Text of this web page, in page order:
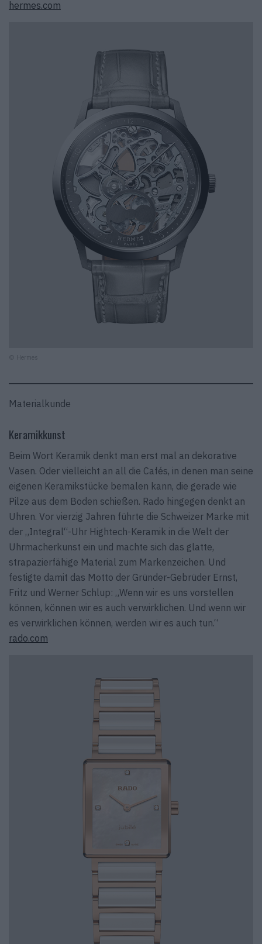
hermes.com
Materialkunde
Keramikkunst
Beim Wort Keramik denkt man erst mal an dekorative
Vasen. Oder vielleicht an all die Cafés, in denen man seine
eigenen Keramikstücke bemalen kann, die gerade wie
Pilze aus dem Boden schießen. Rado hingegen denkt an
Uhren. Vor vierzig Jahren führte die Schweizer Marke mit
der „Integral“-Uhr Hightech-Keramik in die Welt der
Uhrmacherkunst ein und machte sich das glatte,
strapazierfähige Material zum Markenzeichen. Und
festigte damit das Motto der Gründer-Gebrüder Ernst,
Fritz und Werner Schlup: „Wenn wir es uns vorstellen
können, können wir es auch verwirklichen. Und wenn wir
es verwirklichen können, werden wir es auch tun.“
rado.com